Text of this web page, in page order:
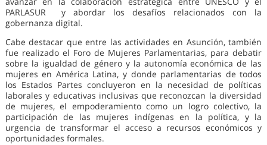
PARLASUR y abordar los desafíos relacionados con la
gobernanza digital.
Cabe destacar que entre las actividades en Asunción, también
fue realizado el Foro de Mujeres Parlamentarias, para debatir
sobre la igualdad de género y la autonomía económica de las
mujeres en América Latina, y donde parlamentarias de todos
los Estados Partes concluyeron en la necesidad de políticas
laborales y educativas inclusivas que reconozcan la diversidad
de mujeres, el empoderamiento como un logro colectivo, la
participación de las mujeres indígenas en la política, y la
urgencia de transformar el acceso a recursos económicos y
oportunidades formales.